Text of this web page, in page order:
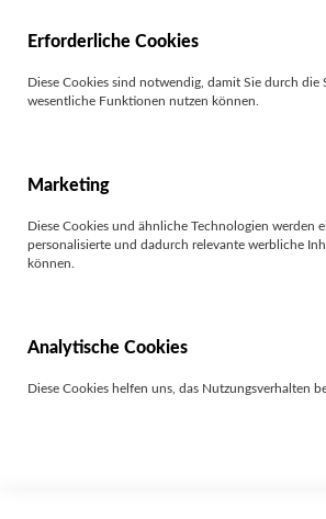
KONTO
E14 AMD G5
Erforderliche Cookies
Diese Cookies sind notwendig, damit Sie durch die
wesentliche Funktionen nutzen können.
Marketing
Diese Cookies und ähnliche Technologien werden
personalisierte und dadurch relevante werbliche
können.
Analytische Cookies
Diese Cookies helfen uns, das Nutzungsverhalten